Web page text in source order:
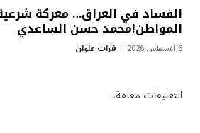
الفساد في العراق… معركة
المواطن!محمد حسن الساعدي
6 أغسطس,2026 فرات علوان
التعليقات مغلقة.